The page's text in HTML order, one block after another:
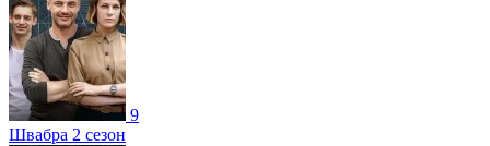
9
Швабра 2 сезон